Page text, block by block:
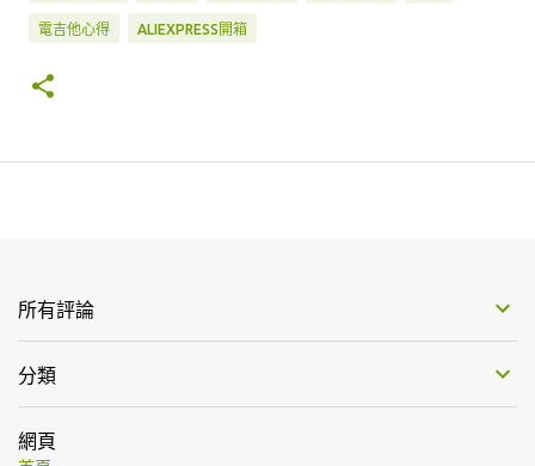
電吉他心得 ALIEXPRESS開箱
所有評論
分類
網頁